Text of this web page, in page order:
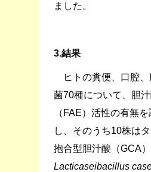
ました。
3.結果
ヒトの糞便、口腔、
菌70種について、胆
（FAE）活性の有無
し、そのうち10株は
抱合型胆汁酸（GCA
Lacticaseibacillus